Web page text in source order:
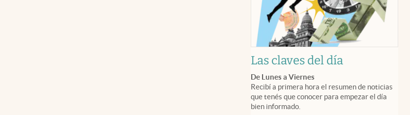
Las claves del día
De Lunes a Viernes
Recibí a primera hora el resumen de noticias
que tenés que conocer para empezar el día
bien informado.